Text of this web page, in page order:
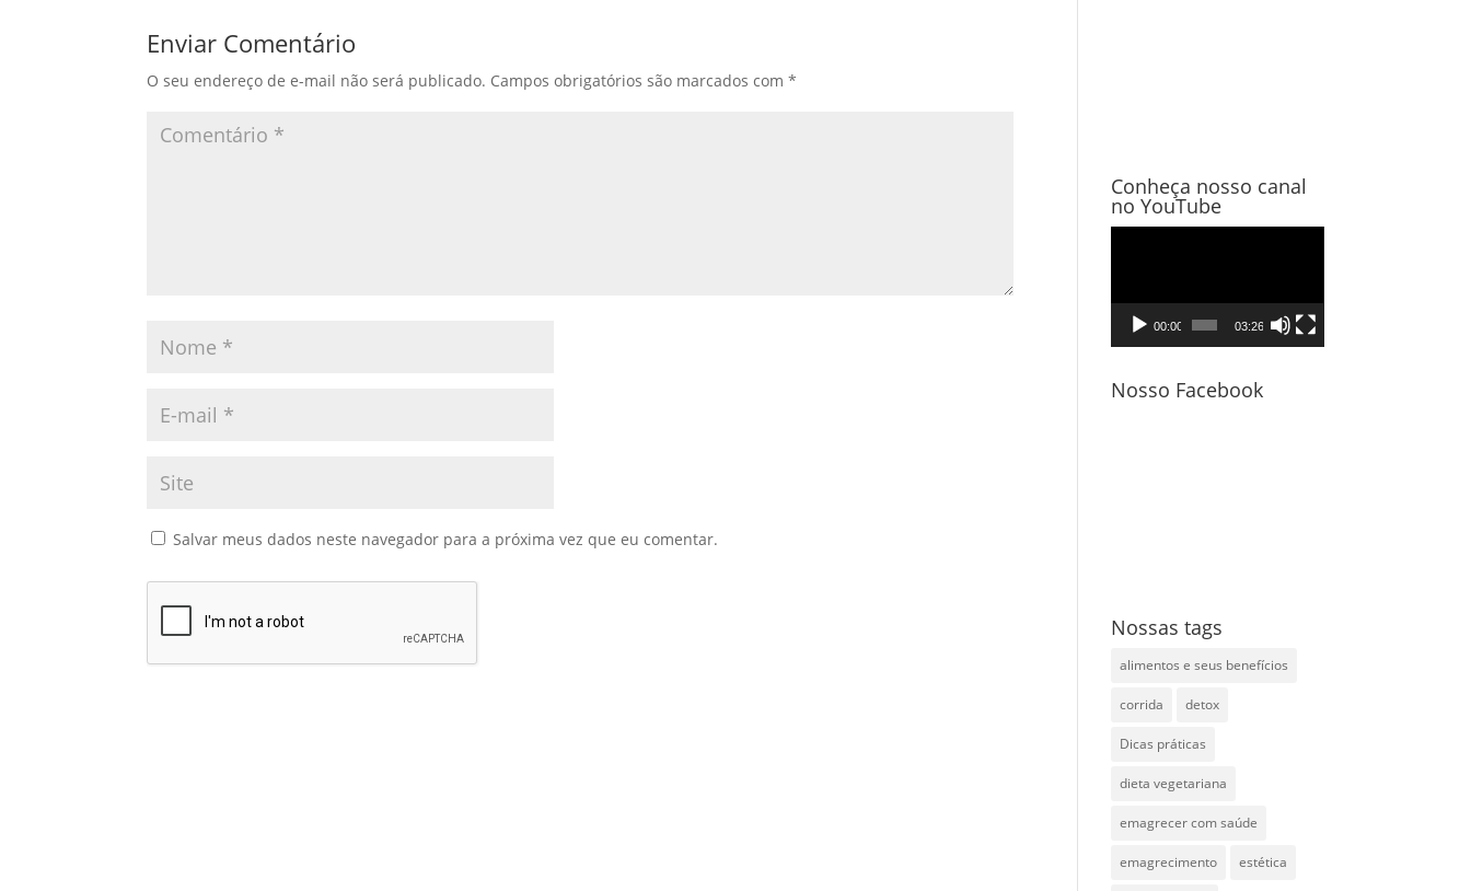
Enviar Comentário
O seu endereço de e-mail não será publicado. Campos obrigatórios são marcados com*
Salvar meus dados neste navegador para a próxima vez que eu comentar.
Conheça nosso canal
no YouTube
vídeo
00:00 03:26
Nosso Facebook
Nossas tags
alimentos e seus benefícios
corrida detox
Dicas práticas
dieta vegetariana
emagrecer com saúde
emagrecimento estética